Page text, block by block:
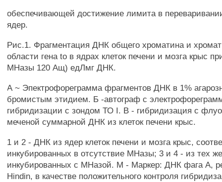
обеспечивающей достижение лимита в
ядер.
Рис.1. Фрагментация ДНК общего хроматина и
области гена to в ядрах клеток печени и мозга крыс
МНазы 120 Ащ) едЛмг ДНК.
А ~ Эпектрофореграмма фрагментов ДНК в 1%
бромистым этидием. Б -автограф с
гибридизации с зондом ТО I. В - гибридизация с
меченой суммарной ДНК из клеток печени крыс.
1 и 2 - ДНК из ядер клеток печени и мозга крыс,
инкубированных в отсутствие МНазы; 3 и 4 - из тех
инкубированных с МНазой. М - Маркер: ДНК фага А,
Hindin, в качестве положительного контроля